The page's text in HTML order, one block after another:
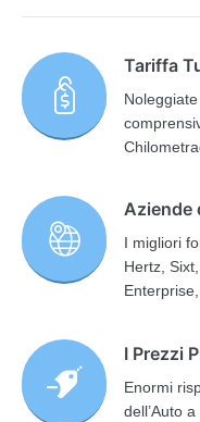
Tariffa
Aziende
I migliori
Hertz,
I Prezzi
Enormi
dell’Auto